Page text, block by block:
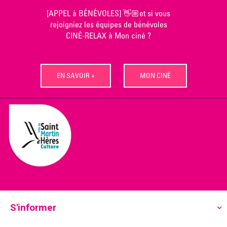
[APPEL à BÉNÉVOLES] 👋🏼et si vous
rejoigniez les équipes de bénévoles
CINÉ-RELAX à Mon ciné ?
EN SAVOIR + MON CINÉ
S'informer